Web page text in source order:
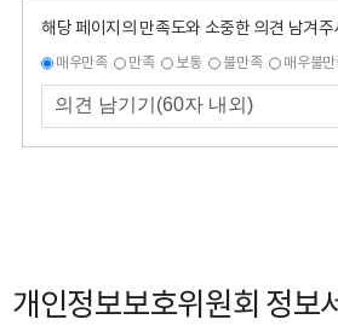
해당 페이지의 만족도와 소중한 의견 남겨주
매우만족 만족 보통 불만족 매우불
개인정보보호위원회 정보